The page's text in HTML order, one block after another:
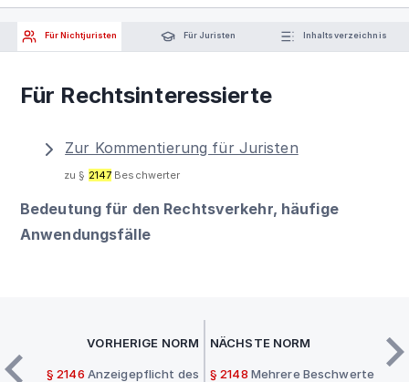
Für Nichtjuristen Für Juristen Inhaltsverzeichnis
Für Rechtsinteressierte
Zur Kommentierung für Juristen
zu § 2147 Beschwerter
Bedeutung für den Rechtsverkehr, häufige
Anwendungsfälle
VORHERIGE NORM
§ 2146 Anzeigepflicht des
NÄCHSTE NORM
§ 2148 Mehrere Beschwerte